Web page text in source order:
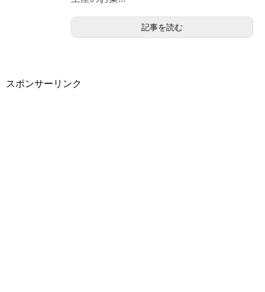
記事を読む
スポンサーリンク